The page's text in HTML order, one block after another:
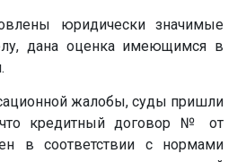
юридически значимые
дана оценка имеющимся в
жалобы, суды пришли
кредитный договор №
от
в соответствии с нормами